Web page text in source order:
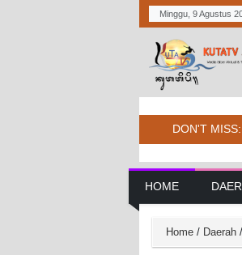
Minggu, 9 Agustus
DON'T MISS:
Main
HOME
Home / Daerah /